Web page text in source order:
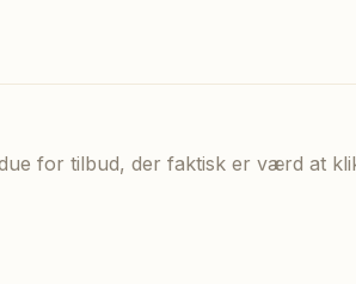
for tilbud, der faktisk er værd at